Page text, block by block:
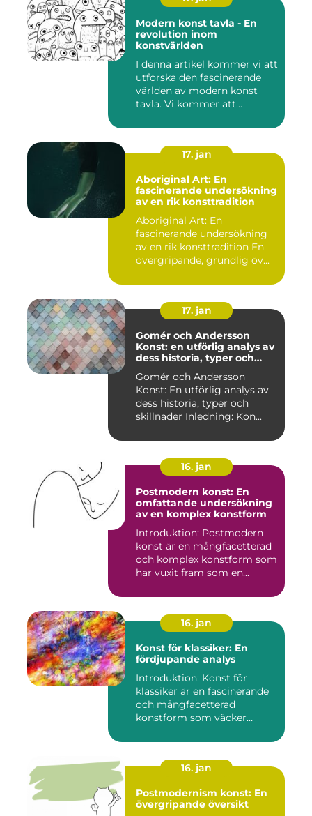
Modern konst tavla - En
revolution inom
konstvärlden
I denna artikel kommer vi att
utforska den fascinerande
världen av modern konst
tavla. Vi kommer att...
17. jan
Aboriginal Art: En
fascinerande undersökning
av en rik konsttradition
Aboriginal Art: En
fascinerande undersökning
av en rik konsttradition En
övergripande, grundlig öv...
17. jan
Gomér och Andersson
Konst: en utförlig analys av
dess historia, typer och
Gomér och Andersson
Konst: En utförlig analys av
dess historia, typer och
skillnader Inledning: Kon...
16. jan
Postmodern konst: En
omfattande undersökning
av en komplex konstform
Introduktion: Postmodern
konst är en mångfacetterad
och komplex konstform som
har vuxit fram som en...
16. jan
Konst för klassiker: En
fördjupande analys
Introduktion: Konst för
klassiker är en fascinerande
och mångfacetterad
konstform som väcker
16. jan
Postmodernism konst: En
övergripande översikt